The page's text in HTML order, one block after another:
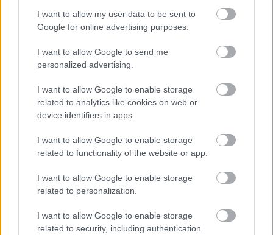
I want to allow my user data to be sent to
Google for online advertising purposes.
I want to allow Google to send me
personalized advertising.
I want to allow Google to enable storage
related to analytics like cookies on web or
device identifiers in apps.
I want to allow Google to enable storage
related to functionality of the website or app.
I want to allow Google to enable storage
related to personalization.
I want to allow Google to enable storage
related to security, including authentication
Látlelet a hazai víziközművekről?
Egyetlen, fél évszázados vezetéken
Épített öröksége megújításával is készül
Mohács a csata ötszázadik
évfordulójára
A tengerfenék alatt négy óriáskábellel
kötik össze Spanyolország és
Franciaország villamosenergia-
hálózatát